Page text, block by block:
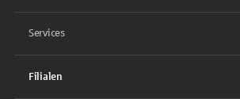
Services
Filialen